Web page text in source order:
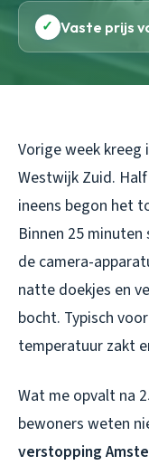
✓ Vaste prijs
Vorige week kreeg
Westwijk Zuid.
ineens begon het
Binnen 25
de camera-
natte doekjes en
bocht. Typisch
temperatuur zakt
Wat me opvalt na
bewoners weten
verstopping